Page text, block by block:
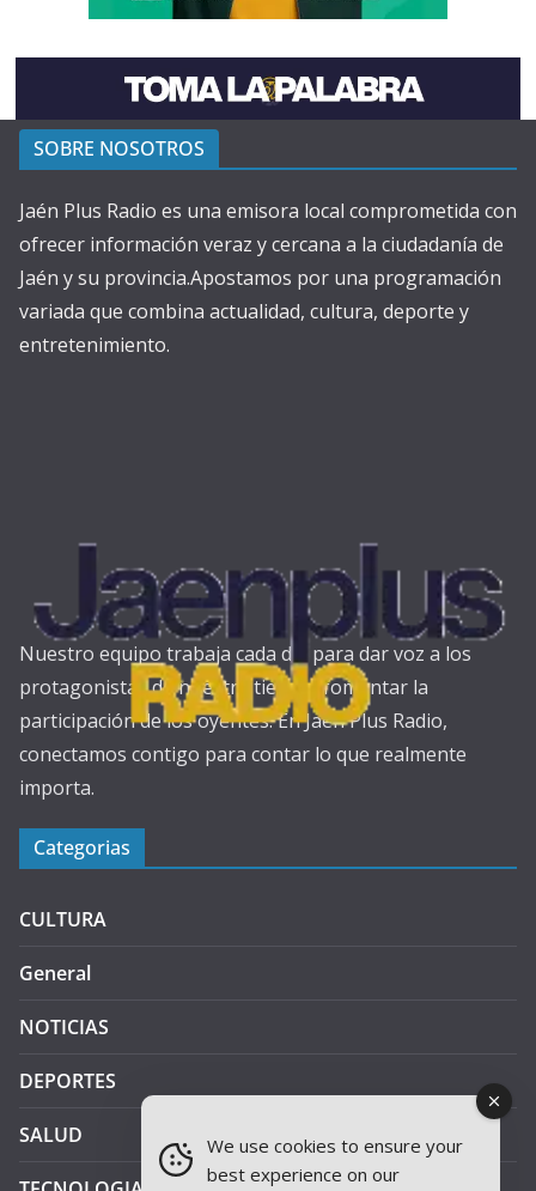
SOBRE NOSOTROS
Jaén Plus Radio es una emisora local comprometida con
ofrecer información veraz y cercana a la ciudadanía de
Jaén y su provincia.Apostamos por una programación
variada que combina actualidad, cultura, deporte y
entretenimiento.
Nuestro equipo trabaja cada día para dar voz a los
protagonistas de nuestra tierra y fomentar la
participación de los oyentes. En Jaén Plus Radio,
conectamos contigo para contar lo que realmente
importa.
Categorias
CULTURA
General
NOTICIAS
DEPORTES
SALUD
We use cookies to ensure your
best experience on our